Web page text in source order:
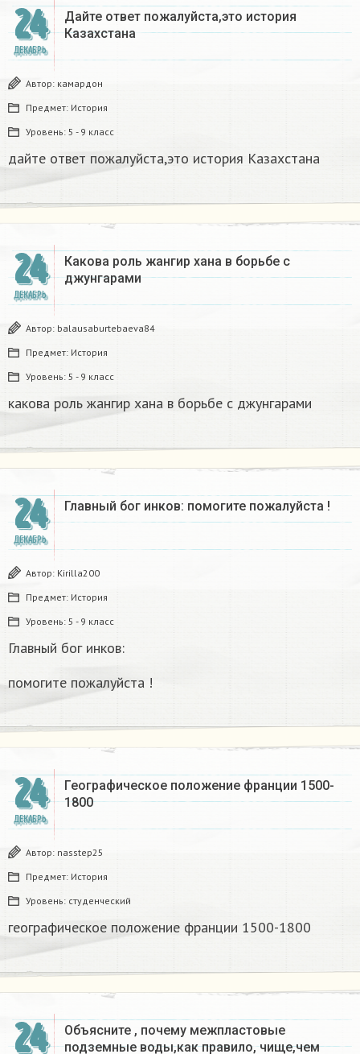
24
ДЕКАБРЬ
Дайте ответ пожалуйста,это история
Казахстана
Автор: камардон
Предмет: История
Уровень: 5 - 9 класс
дайте ответ пожалуйста,это история Казахстана
24
ДЕКАБРЬ
Какова роль жангир хана в борьбе с
джунгарами​
Автор: balausaburtebaeva84
Предмет: История
Уровень: 5 - 9 класс
какова роль жангир хана в борьбе с джунгарами​
24
ДЕКАБРЬ
Главный бог инков: помогите пожалуйста !
Автор: Kirilla200
Предмет: История
Уровень: 5 - 9 класс
Главный бог инков:
помогите пожалуйста !
24
ДЕКАБРЬ
Географическое положение франции 1500-
1800​
Автор: nasstep25
Предмет: История
Уровень: студенческий
географическое положение франции 1500-1800​
24
Объясните , почему межпластовые
подземные воды,как правило, чище,чем